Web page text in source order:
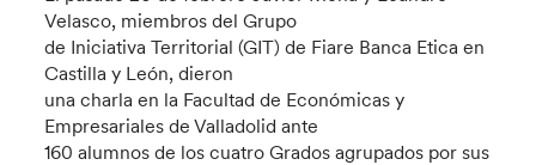
Velasco, miembros del Grupo
de Iniciativa Territorial (GIT) de Fiare Banca Etica en
Castilla y León, dieron
una charla en la Facultad de Económicas y
Empresariales de Valladolid ante
160 alumnos de los cuatro Grados agrupados por sus